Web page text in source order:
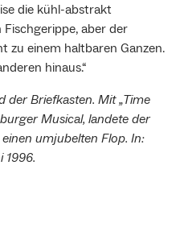
die kühl-abstrakt
aber der
zu einem haltbaren Ganzen.
hinaus.“
der Briefkasten. Mit „Time
Musical, landete der
umjubelten Flop. In:
1996.